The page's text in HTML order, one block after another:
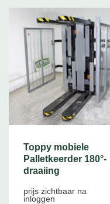
Toppy mobiele
Palletkeerder 180°-
draaiing
prijs zichtbaar na
inloggen